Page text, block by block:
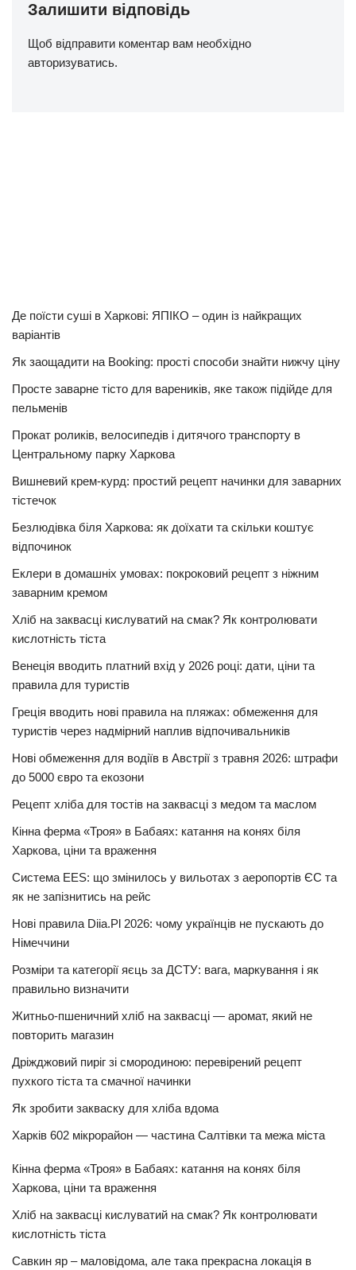
Залишити відповідь
Щоб відправити коментар вам необхідно
авторизуватись.
Де поїсти суші в Харкові: ЯПІКО – один із найкращих
варіантів
Як заощадити на Booking: прості способи знайти нижчу ціну
Просте заварне тісто для вареників, яке також підійде для
пельменів
Прокат роликів, велосипедів і дитячого транспорту в
Центральному парку Харкова
Вишневий крем-курд: простий рецепт начинки для заварних
тістечок
Безлюдівка біля Харкова: як доїхати та скільки коштує
відпочинок
Еклери в домашніх умовах: покроковий рецепт з ніжним
заварним кремом
Хліб на заквасці кислуватий на смак? Як контролювати
кислотність тіста
Венеція вводить платний вхід у 2026 році: дати, ціни та
правила для туристів
Греція вводить нові правила на пляжах: обмеження для
туристів через надмірний наплив відпочивальників
Нові обмеження для водіїв в Австрії з травня 2026: штрафи
до 5000 євро та екозони
Рецепт хліба для тостів на заквасці з медом та маслом
Кінна ферма «Троя» в Бабаях: катання на конях біля
Харкова, ціни та враження
Система EES: що змінилось у вильотах з аеропортів ЄС та
як не запізнитись на рейс
Нові правила Diia.Pl 2026: чому українців не пускають до
Німеччини
Розміри та категорії яєць за ДСТУ: вага, маркування і як
правильно визначити
Житньо-пшеничний хліб на заквасці — аромат, який не
повторить магазин
Дріжджовий пиріг зі смородиною: перевірений рецепт
пухкого тіста та смачної начинки
Як зробити закваску для хліба вдома
Харків 602 мікрорайон — частина Салтівки та межа міста
Кінна ферма «Троя» в Бабаях: катання на конях біля
Харкова, ціни та враження
Хліб на заквасці кислуватий на смак? Як контролювати
кислотність тіста
Савкин яр – маловідома, але така прекрасна локація в